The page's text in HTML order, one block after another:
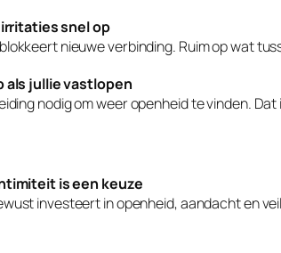
snel op
nieuwe verbinding. Ruim op wat
als jullie vastlopen
nodig om weer openheid te vinden.
is een keuze
investeert in openheid, aandacht en